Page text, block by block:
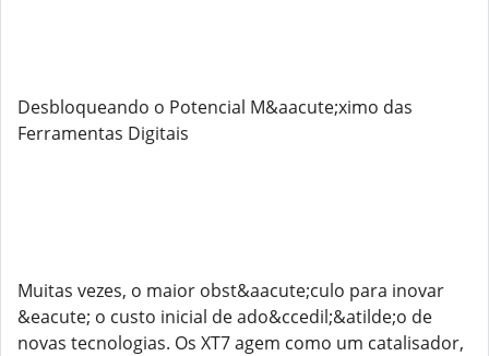
Desbloqueando o Potencial M&aacute;ximo das
Ferramentas Digitais
Muitas vezes, o maior obst&aacute;culo para inovar
&eacute; o custo inicial de ado&ccedil;&atilde;o de
novas tecnologias. Os XT7 agem como um catalisador,